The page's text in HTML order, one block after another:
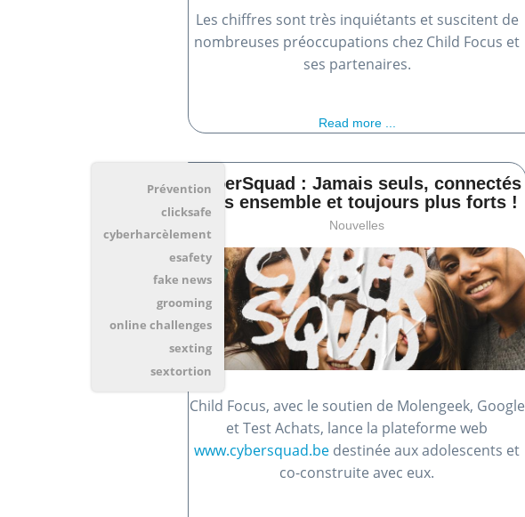
Les chiffres sont très inquiétants et suscitent de
nombreuses préoccupations chez Child Focus et
ses partenaires.
Read more ...
CyberSquad : Jamais seuls, connectés
tous ensemble et toujours plus forts !
Nouvelles
Prévention
clicksafe
cyberharcèlement
esafety
fake news
grooming
online challenges
sexting
sextortion
Child Focus, avec le soutien de Molengeek, Google
et Test Achats, lance la plateforme web
www.cybersquad.be destinée aux adolescents et
co-construite avec eux.